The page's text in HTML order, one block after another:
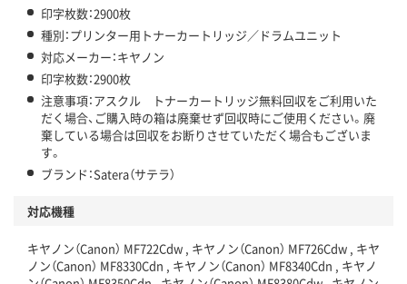
印字枚数：2900枚
種別：プリンター用トナーカートリッジ／ドラムユニット
対応メーカー：キヤノン
印字枚数：2900枚
注意事項：アスクル トナーカートリッジ無料回収をご利用いた
だく場合、ご購入時の箱は廃棄せず回収時にご使用ください。廃
棄している場合は回収をお断りさせていただく場合もございま
す。
ブランド：Satera（サテラ）
対応機種
キヤノン（Canon） MF722Cdw , キヤノン（Canon） MF726Cdw , キヤ
ノン（Canon） MF8330Cdn , キヤノン（Canon） MF8340Cdn , キヤノ